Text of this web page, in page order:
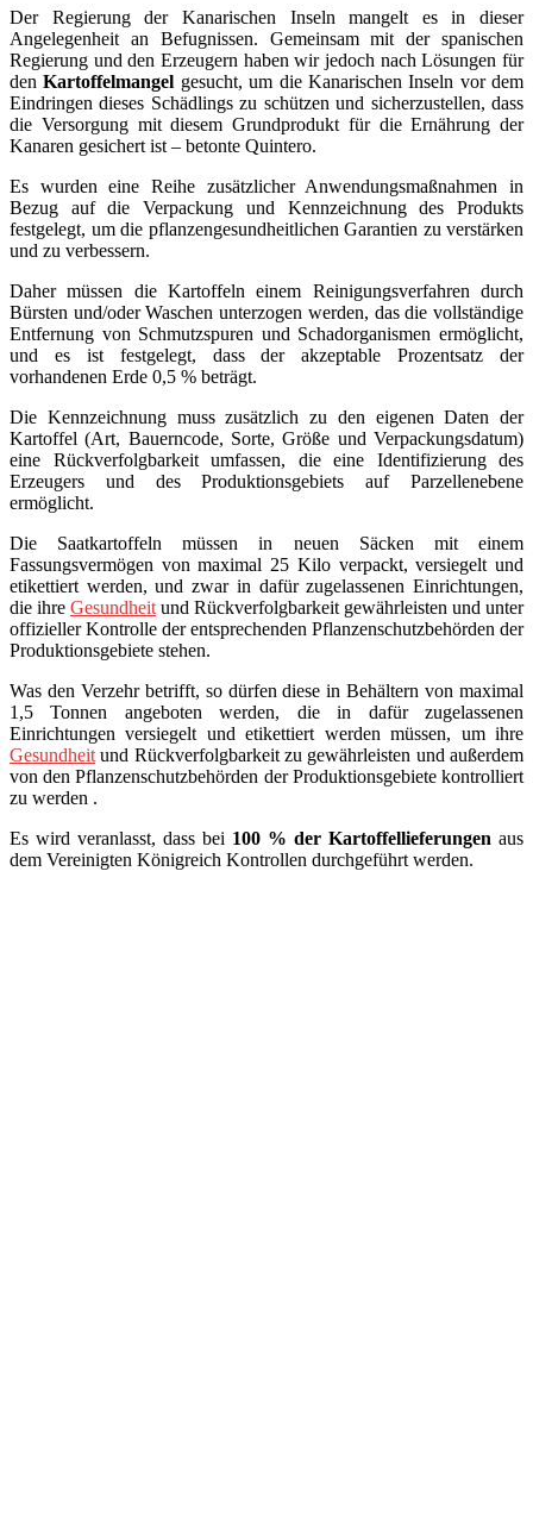
Der Regierung der Kanarischen Inseln mangelt es in dieser
Angelegenheit an Befugnissen. Gemeinsam mit der spanischen
Regierung und den Erzeugern haben wir jedoch nach Lösungen für
denKartoffelmangel gesucht, um die Kanarischen Inseln vor dem
Eindringen dieses Schädlings zu schützen und sicherzustellen, dass
die Versorgung mit diesem Grundprodukt für die Ernährung der
Kanaren gesichert ist – betonte Quintero.
Es wurden eine Reihe zusätzlicher Anwendungsmaßnahmen in
Bezug auf die Verpackung und Kennzeichnung des Produkts
festgelegt, um die pflanzengesundheitlichen Garantien zu verstärken
und zu verbessern.
Daher müssen die Kartoffeln einem Reinigungsverfahren durch
Bürsten und/oder Waschen unterzogen werden, das die vollständige
Entfernung von Schmutzspuren und Schadorganismen ermöglicht,
und es ist festgelegt, dass der akzeptable Prozentsatz der
vorhandenen Erde 0,5 % beträgt.
Die Kennzeichnung muss zusätzlich zu den eigenen Daten der
Kartoffel (Art, Bauerncode, Sorte, Größe und Verpackungsdatum)
eine Rückverfolgbarkeit umfassen, die eine Identifizierung des
Erzeugers und des Produktionsgebiets auf Parzellenebene
ermöglicht.
Die Saatkartoffeln müssen in neuen Säcken mit einem
Fassungsvermögen von maximal 25 Kilo verpackt, versiegelt und
etikettiert werden, und zwar in dafür zugelassenen Einrichtungen,
die ihre Gesundheit und Rückverfolgbarkeit gewährleisten und unter
offizieller Kontrolle der entsprechenden Pflanzenschutzbehörden der
Produktionsgebiete stehen.
Was den Verzehr betrifft, so dürfen diese in Behältern von maximal
1,5 Tonnen angeboten werden, die in dafür zugelassenen
Einrichtungen versiegelt und etikettiert werden müssen, um ihre
Gesundheit und Rückverfolgbarkeit zu gewährleisten und außerdem
von den Pflanzenschutzbehörden der Produktionsgebiete kontrolliert
zu werden .
Es wird veranlasst, dass bei 100 % der Kartoffellieferungen aus
dem Vereinigten Königreich Kontrollen durchgeführt werden.